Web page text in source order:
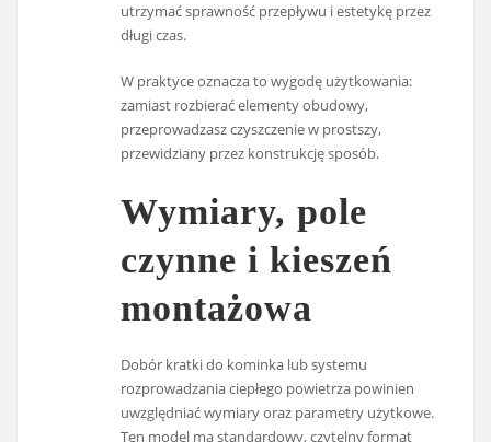
utrzymać sprawność przepływu i estetykę przez
długi czas.
W praktyce oznacza to wygodę użytkowania:
zamiast rozbierać elementy obudowy,
przeprowadzasz czyszczenie w prostszy,
przewidziany przez konstrukcję sposób.
Wymiary, pole
czynne i kieszeń
montażowa
Dobór kratki do kominka lub systemu
rozprowadzania ciepłego powietrza powinien
uwzględniać wymiary oraz parametry użytkowe.
Ten model ma standardowy, czytelny format